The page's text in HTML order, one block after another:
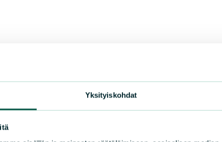
Yksityiskohdat